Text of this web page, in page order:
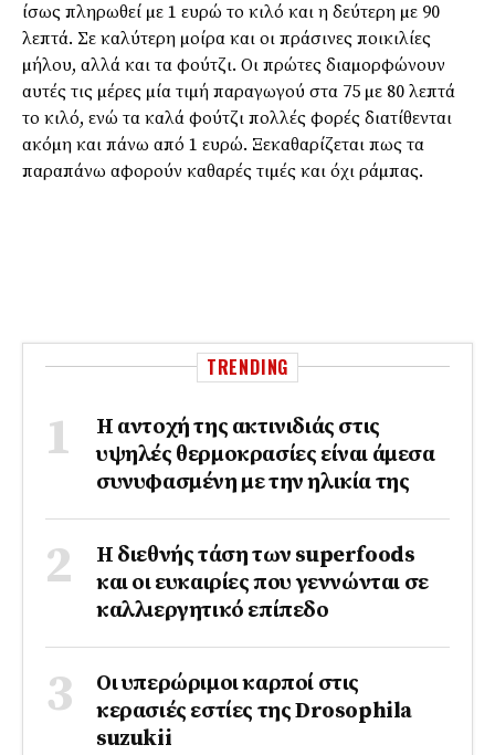
ίσως πληρωθεί µε 1 ευρώ το κιλό και η δεύτερη µε 90
λεπτά. Σε καλύτερη µοίρα και οι πράσινες ποικιλίες
µήλου, αλλά και τα φούτζι. Οι πρώτες διαµορφώνουν
αυτές τις µέρες µία τιµή παραγωγού στα 75 µε 80 λεπτά
το κιλό, ενώ τα καλά φούτζι πολλές φορές διατίθενται
ακόµη και πάνω από 1 ευρώ. Ξεκαθαρίζεται πως τα
παραπάνω αφορούν καθαρές τιµές και όχι ράµπας.
TRENDING
Η αντοχή της ακτινιδιάς στις
υψηλές θερμοκρασίες είναι άμεσα
συνυφασμένη με την ηλικία της
Η διεθνής τάση των superfoods
και οι ευκαιρίες που γεννώνται σε
καλλιεργητικό επίπεδο
Οι υπερώριμοι καρποί στις
κερασιές εστίες της Drosophila
suzukii